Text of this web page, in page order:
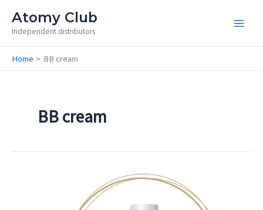
content
Atomy Club
Independent distributors
Home BB cream
BB cream